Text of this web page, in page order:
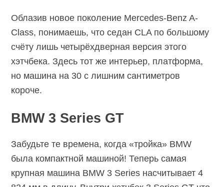
Облазив новое поколение Mercedes-Benz A-
Class, понимаешь, что седан CLA по большому
счёту лишь четырёхдверная версия этого
хэтчбека. Здесь тот же интерьер, платформа,
но машина на 30 с лишним сантиметров
короче.
BMW 3 Series GT
Забудьте те времена, когда «тройка» BMW
была компактной машиной! Теперь самая
крупная машина BMW 3 Series насчитывает 4